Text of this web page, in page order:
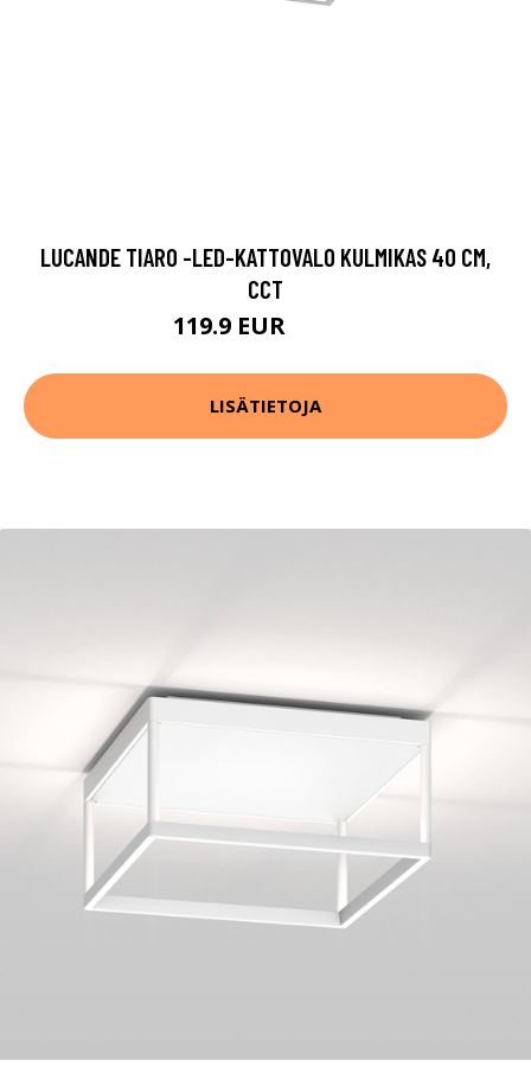
LUCANDE TIARO -LED-KATTOVALO KULMIKAS 40 CM,
CCT
119.9 EUR
LISÄTIETOJA